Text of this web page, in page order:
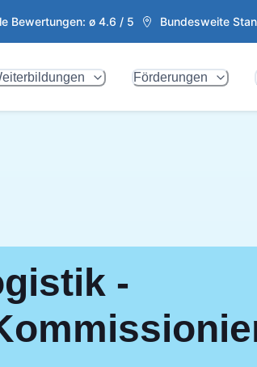
Bewertungen: ø 4.6 / 5 Bundesweite
Förderungen
-